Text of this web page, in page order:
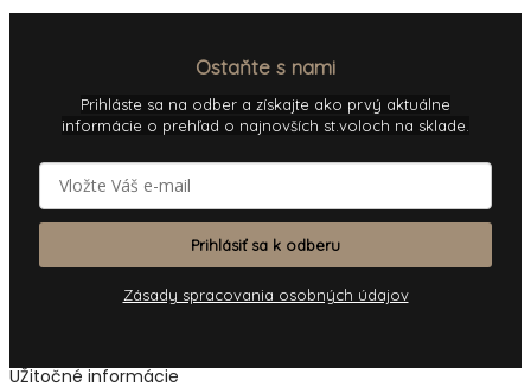
Ostaňte s nami
Prihláste sa na odber a získajte ako prvý aktuálne
informácie o prehľad o najnovších st.voloch na sklade.
Prihlásiť sa k odberu
Zásady spracovania osobných údajov
UŽitočné informácie